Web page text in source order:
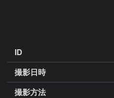
ID
撮影日時
撮影方法